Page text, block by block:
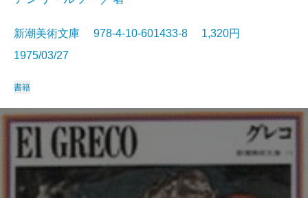
新潮美術文庫 978-4-10-601433-8 1,320円
1975/03/27
書籍